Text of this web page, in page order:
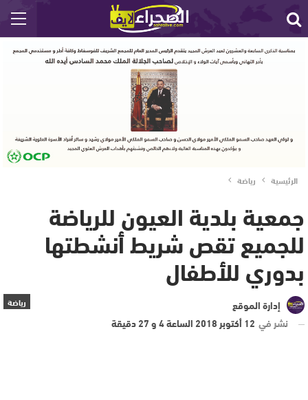
الرئيسية رياضة
جمعية بلدية العيون للرياضة
للجميع تقص شريط أنشطتها
بدوري للأطفال
رياضة
إدارة الموقع
نشر في 12 أكتوبر 2018 الساعة 4 و 27 دقيقة